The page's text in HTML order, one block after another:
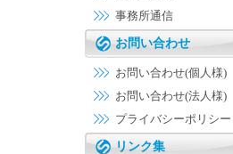
事務所通信
お問い合わせ
お問い合わせ(個人様)
お問い合わせ(法人様)
プライバシーポリシー
リンク集